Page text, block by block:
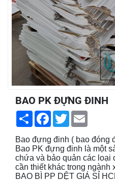
BAO PK ĐỰNG ĐINH
ShareFacebook
Twitter
Bao đựng đinh ( bao đóng
Bao PK đựng đinh là một
chứa và bảo quản các loại
cần thiết khác trong ngành
BAO BÌ PP DỆT GIÁ SỈ